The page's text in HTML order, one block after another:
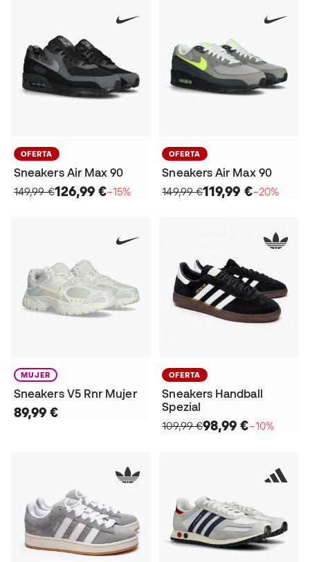
OFERTA
Sneakers Air Max 90
149,99 €126,99 €−15%
OFERTA
Sneakers Air Max 90
149,99 €119,99 €−20%
MUJER
Sneakers V5 Rnr Mujer
89,99 €
OFERTA
Sneakers Handball
Spezial
109,99 €98,99 €−10%